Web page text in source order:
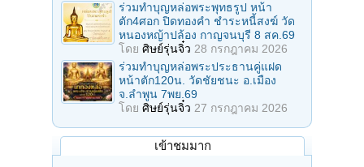
ร่วมทําบุญหล่อพระพุทธรูป หน้า
ตัก4ศอก ปิดทองคํา ชําระหนี้สงฆ์ วัด
หนองหญ้าปล้อง กาญจนบุรี 8 สค.69
โดย ศิษย์รุ่นจิ๋ว 28 กรกฎาคม 2026
ร่วมทําบุญหล่อพระประธานคู่แฝด
หน้าตัก120น. วัดชัยชนะ อ.เมือง
จ.ลำพูน 7พย.69
โดย ศิษย์รุ่นจิ๋ว 27 กรกฎาคม 2026
เข้าชมมาก